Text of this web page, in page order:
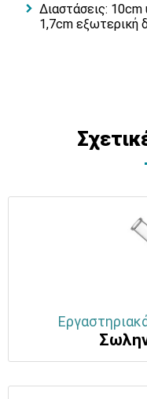
Διαστάσεις:
1,7cm εξωτερική